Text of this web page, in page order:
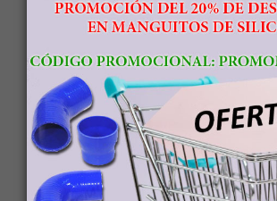
CTE, lineal 20°C 8.6 µm/m-°C, de 20-100ºC
CTE, lineal 250°C 9.2 µm/m-°C, media sobre
CTE, lineal 500°C 9.7 µm/m-°C, media sobre
Calor específico 0.5263 J/g-°C
Conductividad té;rmica 6.7 W/m-K